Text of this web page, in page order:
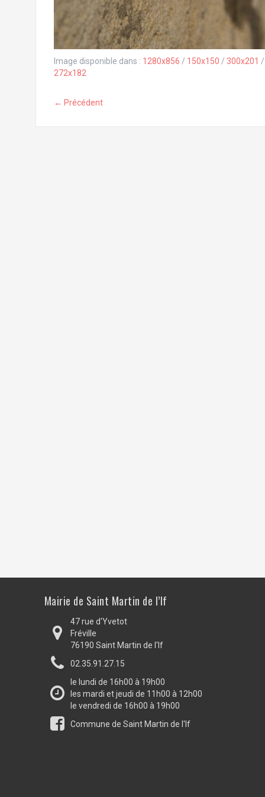
Image disponible dans : 1280x856 / 150x150 / 300x201
272x182
← Précédent
Mairie de Saint Martin de l’If
47 rue d'Yvetot
Fréville
76190 Saint Martin de l'If
02.35.91.27.15
le lundi de 16h00 à 19h00
les mardi et jeudi de 11h00 à 12h00
le vendredi de 16h00 à 19h00
Commune de Saint Martin de l'If